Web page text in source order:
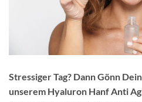
Stressiger Tag? Dann Gönn
unserem Hyaluron Hanf Anti